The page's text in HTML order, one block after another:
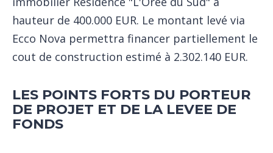
hauteur de 400.000 EUR. Le montant levé via
Ecco Nova permettra financer partiellement le
cout de construction estimé à 2.302.140 EUR.
LES POINTS FORTS DU PORTEUR
DE PROJET ET DE LA LEVEE DE
FONDS